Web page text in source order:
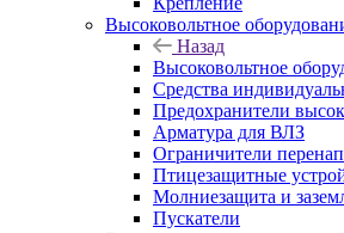
Высоковольтное
Назад
Высоковольтное
Средства
Предохранители
Арматура для ВЛЗ
Ограничители
Птицезащитные
Молниезащита и
Пускатели